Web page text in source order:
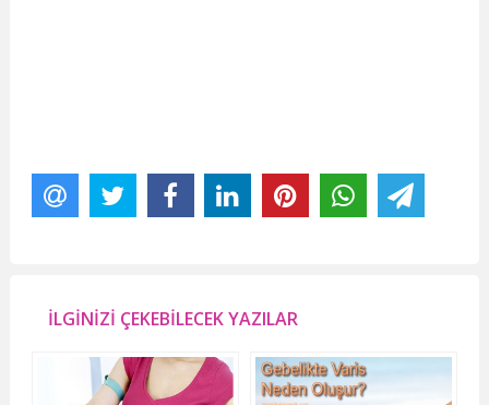
İLGİNİZİ ÇEKEBİLECEK YAZILAR